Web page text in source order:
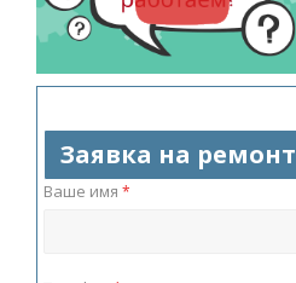
Заявка на ремонт
Ваше имя *